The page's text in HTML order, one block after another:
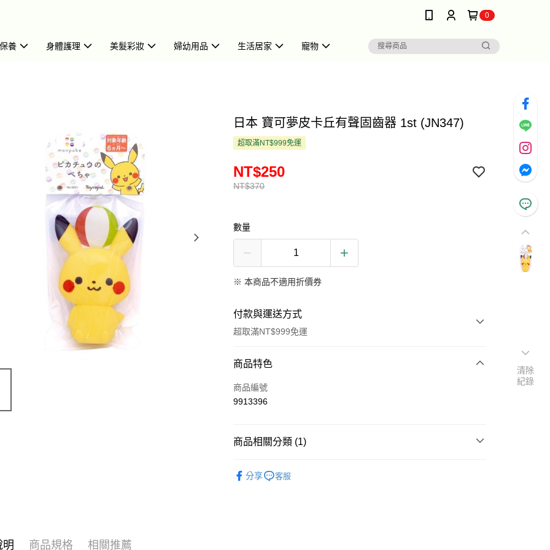
0
養 身體護理 美髮彩妝 婦幼用品 生活居家 寵物
日本 寶可夢皮卡丘有聲固齒器 1st (JN347)
超取滿NT$999免運
NT$370
NT$250
數量
※ 本商品不適用折價券
付款與運送方式
超取滿NT$999免運
付款方式
信用卡一次付款
街口支付
商品特色
商品編號
9913396
商品相關分類 (1)
分享
客服
明 商品規格 相關推薦
清除
紀錄